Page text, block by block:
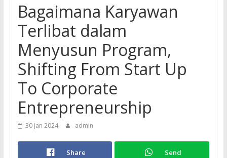
Bandung
Online
News
Bagaimana Karyawan
Terlibat dalam
Menyusun Program,
Shifting From Start Up
To Corporate
Entrepreneurship
30 Jan 2024 admin
Share Send